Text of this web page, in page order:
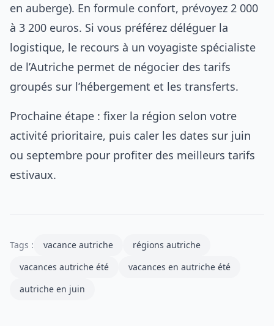
en auberge). En formule confort, prévoyez 2 000
à 3 200 euros. Si vous préférez déléguer la
logistique, le recours à un voyagiste spécialiste
de l’Autriche permet de négocier des tarifs
groupés sur l’hébergement et les transferts.
Prochaine étape : fixer la région selon votre
activité prioritaire, puis caler les dates sur juin
ou septembre pour profiter des meilleurs tarifs
estivaux.
Tags : vacance autriche
régions autriche
vacances autriche été
vacances en autriche été
autriche en juin